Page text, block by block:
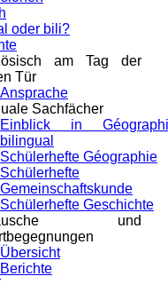
oder bili?
am Tag der
Tür
Ansprache
Sachfächer
Einblick in
bilingual
Schülerhefte Géographie
Schülerhefte
Gemeinschaftskunde
Schülerhefte Geschichte
und
Übersicht
Berichte